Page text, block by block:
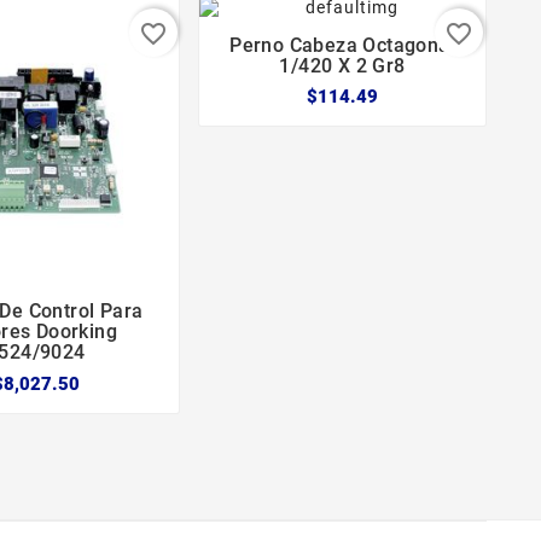
 
Control Para
Doorking
9024
favorite_border
  
Perno Cabeza Octagonal
1/420 X 2 Gr8
$114.49
favorite_border